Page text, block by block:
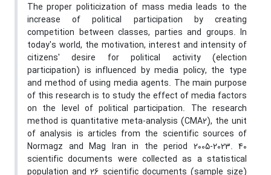
The proper politicization of mass media leads to the
increase of political participation by creating
competition between classes, parties and groups. In
today's world, the motivation, interest and intensity of
citizens' desire for political activity (election
participation) is influenced by media policy, the type
and method of using media agents. The main purpose
of this research is to study the effect of media factors
on the level of political participation. The research
method is quantitative meta-analysis (CMA2), the unit
of analysis is articles from the scientific sources of
Normagz and Mag Iran in the period 2005-2023. 40
scientific documents were collected as a statistical
population and 26 scientific documents (sample size)